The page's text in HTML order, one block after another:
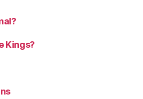
Kings?